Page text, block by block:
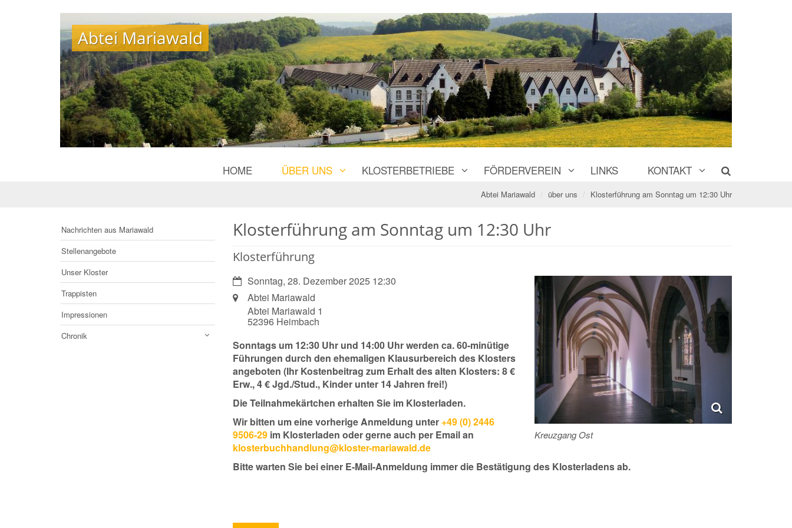
Abtei Mariawald
Abtei Mariawald
HOME ÜBER UNS KLOSTERBETRIEBE FÖRDERVEREIN LINKS KONTAKT
Abtei Mariawald über uns Klosterführung am Sonntag um 12:30 Uhr
Klosterführung am Sonntag um 12:30 Uhr
Klosterführung
Kreuzgang Ost
Datum:Sonntag, 28. Dezember 2025 12:30
Ort: Abtei Mariawald
Abtei Mariawald 1
52396 Heimbach
Sonntags um 12:30 Uhr und 14:00 Uhr werden ca. 60-minütige
Führungen durch den ehemaligen Klausurbereich des Klosters
angeboten (Ihr Kostenbeitrag zum Erhalt des alten Klosters: 8 €
Erw., 4 € Jgd./Stud., Kinder unter 14 Jahren frei!)
Die Teilnahmekärtchen erhalten Sie im Klosterladen.
Wir bitten um eine vorherige Anmeldung unter +49 (0) 2446
9506-29im Klosterladen oder gerne auch per Email an
klosterbuchhandlung@kloster-mariawald.de
Bitte warten Sie bei einer E-Mail-Anmeldung immer die Bestätigung des Klosterladens ab.
Nachrichten aus Mariawald
Stellenangebote
Unser Kloster
Trappisten
Impressionen
Chronik